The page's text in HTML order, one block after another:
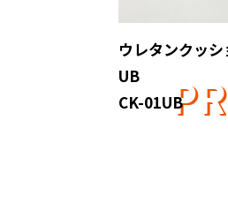
ウレタンクッ
UB
CK-01UB